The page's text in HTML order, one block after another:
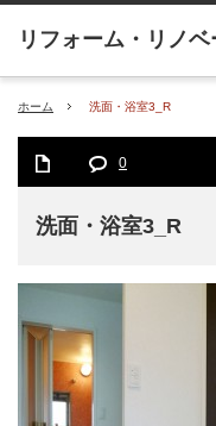
ホーム 洗面・浴室3_R
0
洗面・浴室3_R